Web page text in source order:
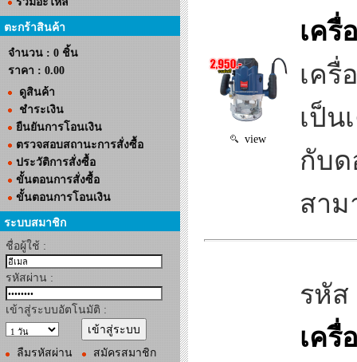
ตะกร้าสินค้า
จำนวน : 0 ชิ้น
ราคา : 0.00
ดูสินค้า
ชำระเงิน
ยืนยันการโอนเงิน
ตรวจสอบสถานะการสั่งซื้อ
ประวัติการสั่งซื้อ
ขั้นตอนการสั่งซื้อ
ขั้นตอนการโอนเงิน
ระบบสมาชิก
ชื่อผู้ใช้ :
รหัสผ่าน :
เข้าสู่ระบบอัตโนมัติ :
ลืมรหัสผ่าน สมัครสมาชิก
view
เครื่
เครื่
เป็น
กับด
สาม
รหัส
เครื่